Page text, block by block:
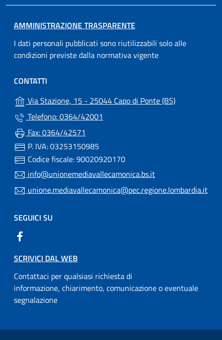
AMMINISTRAZIONE TRASPARENTE
I dati personali pubblicati sono riutilizzabili solo alle
condizioni previste dalla normativa vigente
CONTATTI
Via Stazione, 15 - 25044 Capo di Ponte (BS)(apre in
Telefono: 0364/42001
Fax: 0364/42571
P. IVA: 03253150985
Codice fiscale: 90020920170
info@unionemediavallecamonica.bs.it
unione.mediavallecamonica@pec.regione.lombardia.it
SEGUICI SU
SCRIVICI DAL WEB
Contattaci per qualsiasi richiesta di
informazione, chiarimento, comunicazione o eventuale
segnalazione